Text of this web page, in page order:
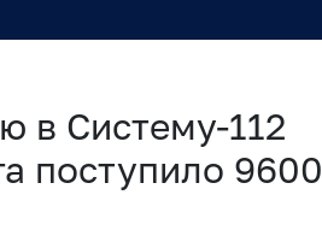
в Систему-112
поступило 9600